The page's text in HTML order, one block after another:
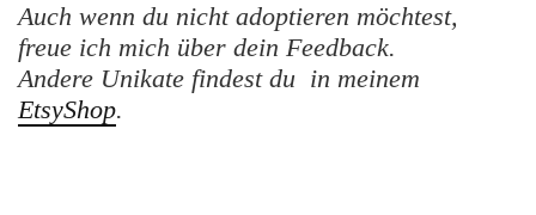
Auch wenn du nicht adoptieren möchtest,
freue ich mich über dein Feedback.
Andere Unikate findest du in meinem
EtsyShop.